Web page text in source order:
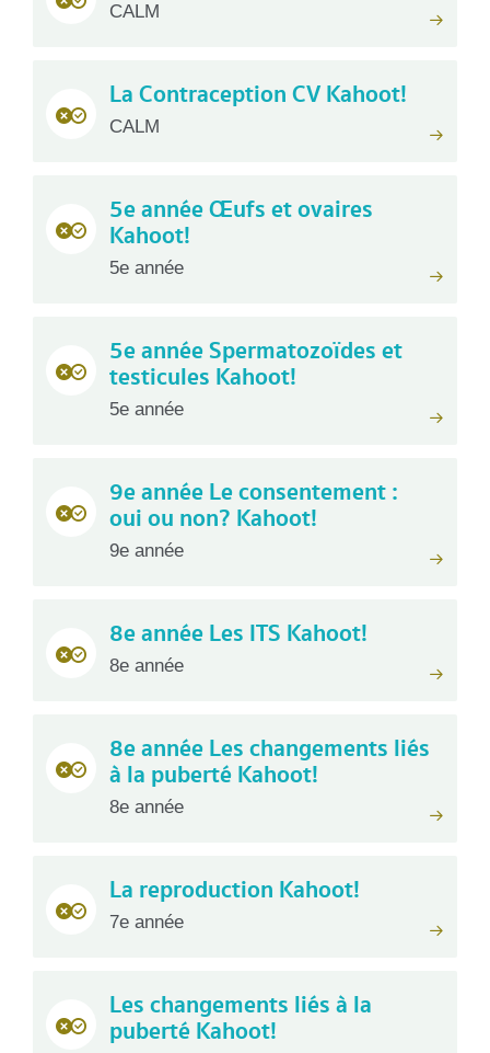
CALM
La Contraception CV Kahoot!
CALM
5e année Œufs et ovaires
Kahoot!
5e année
5e année Spermatozoïdes et
testicules Kahoot!
5e année
9e année Le consentement :
oui ou non? Kahoot!
9e année
8e année Les ITS Kahoot!
8e année
8e année Les changements liés
à la puberté Kahoot!
8e année
La reproduction Kahoot!
7e année
Les changements liés à la
puberté Kahoot!